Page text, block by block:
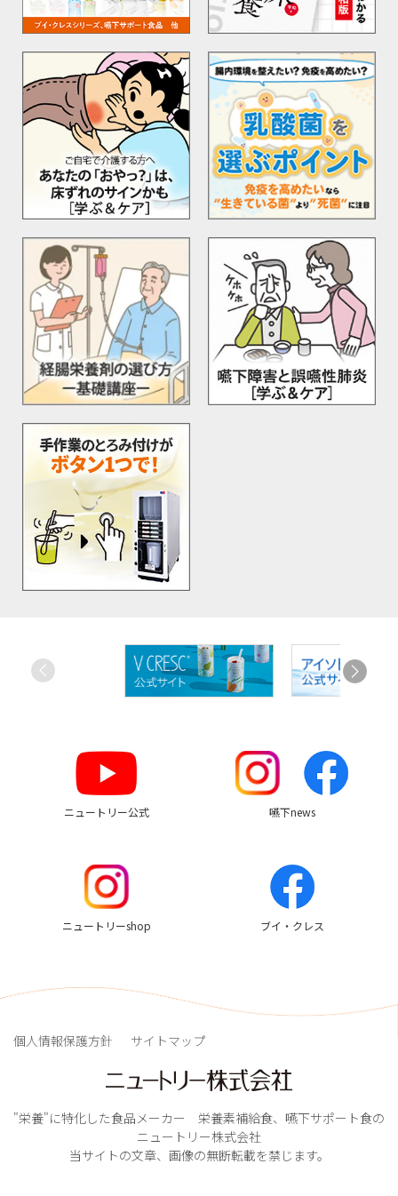
ニュートリー公式 嚥下news
ニュートリーshop ブイ・クレス
"栄養"に特化した食品メーカー 栄養素補給食、嚥下サポート食の
ニュートリー株式会社
当サイトの文章、画像の無断転載を禁じます。
個人情報保護方針 サイトマップ